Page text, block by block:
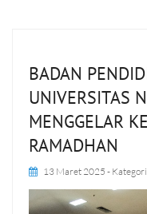
BADAN
UNIVERSITAS
MENGGELAR
RAMADHAN
13 Maret 2025 - Kategori